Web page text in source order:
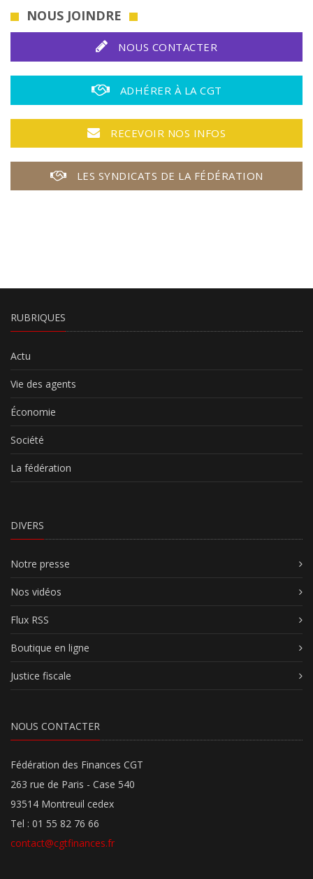
NOUS JOINDRE
NOUS CONTACTER
ADHÉRER À LA CGT
RECEVOIR NOS INFOS
LES SYNDICATS DE LA FÉDÉRATION
RUBRIQUES
Actu
Vie des agents
Économie
Société
La fédération
DIVERS
Notre presse
Nos vidéos
Flux RSS
Boutique en ligne
Justice fiscale
NOUS CONTACTER
Fédération des Finances CGT
263 rue de Paris - Case 540
93514 Montreuil cedex
Tel : 01 55 82 76 66
contact@cgtfinances.fr